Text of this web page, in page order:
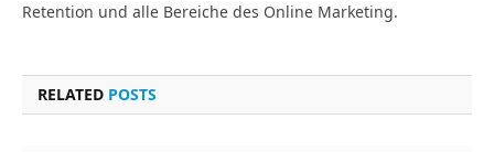
Retention und alle Bereiche des Online Marketing.
RELATED POSTS